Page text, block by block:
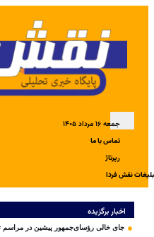
جمعه ۱۶ مرداد ۱۴۰۵
تماس با ما
رپرتاژ
نقش فردا
اخبار برگزیده
جای خالی رؤسای‌جمهور پیشین در